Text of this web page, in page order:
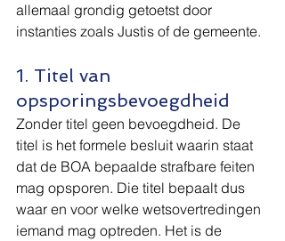
allemaal grondig getoetst door
instanties zoals Justis of de gemeente.
1. Titel van
opsporingsbevoegdheid
Zonder titel geen bevoegdheid. De
titel is het formele besluit waarin staat
dat de BOA bepaalde strafbare feiten
mag opsporen. Die titel bepaalt dus
waar en voor welke wetsovertredingen
iemand mag optreden. Het is de